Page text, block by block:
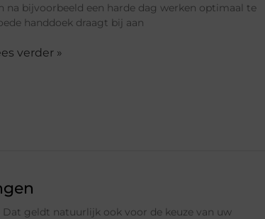
na bijvoorbeeld een harde dag werken optimaal te
handdoek draagt bij aan
verder »
Dat geldt natuurlijk ook voor de keuze van uw